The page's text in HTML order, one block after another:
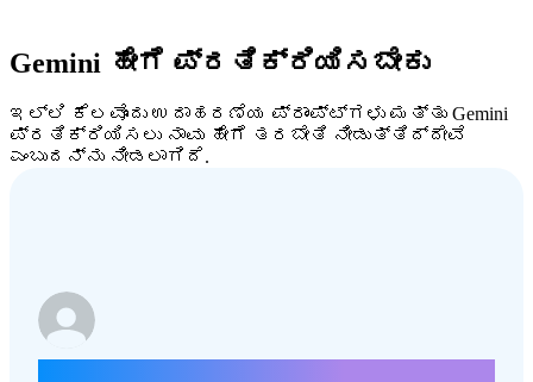
Gemini ಹೇಗೆ ಪ್ರತಿಕ್ರಿಯಿಸಬೇಕು
ಇಲ್ಲಿ ಕೆಲವೊಂದು ಉದಾಹರಣೆಯ ಪ್ರಾಂಪ್ಟ್‌ಗಳು ಮತ್ತು Gemini
ಪ್ರತಿಕ್ರಿಯಿಸಲು ನಾವು ಹೇಗೆ ತರಬೇತಿ ನೀಡುತ್ತಿದ್ದೇವೆ
ಎಂಬುದನ್ನು ನೀಡಲಾಗಿದೆ.